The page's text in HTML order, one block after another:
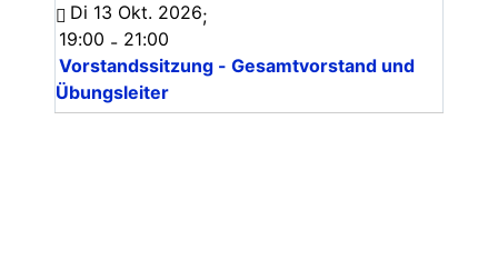
Di 13 Okt. 2026;
19:00 - 21:00
Vorstandssitzung - Gesamtvorstand und
Übungsleiter